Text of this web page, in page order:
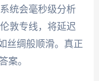
统会毫秒级分析
敦专线，将延迟
丝绸般顺滑。真正
案。